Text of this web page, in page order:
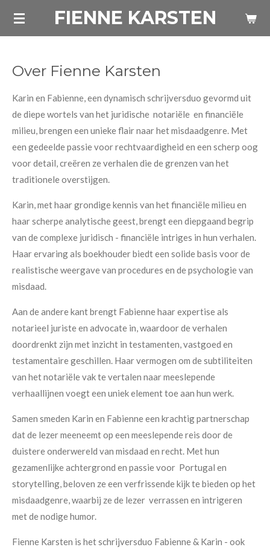
Ga
hoofdinhoud
FIENNE KARSTEN
Over Fienne Karsten
Karin en Fabienne, een dynamisch schrijversduo gevormd uit
de diepe wortels van het juridische notariële en financiële
milieu, brengen een unieke flair naar het misdaadgenre. Met
een gedeelde passie voor rechtvaardigheid en een scherp oog
voor detail, creëren ze verhalen die de grenzen van het
traditionele overstijgen.
Karin, met haar grondige kennis van het financiële milieu en
haar scherpe analytische geest, brengt een diepgaand begrip
van de complexe juridisch - financiële intriges in hun verhalen.
Haar ervaring als boekhouder biedt een solide basis voor de
realistische weergave van procedures en de psychologie van
misdaad.
Aan de andere kant brengt Fabienne haar expertise als
notarieel juriste en advocate in, waardoor de verhalen
doordrenkt zijn met inzicht in testamenten, vastgoed en
testamentaire geschillen. Haar vermogen om de subtiliteiten
van het notariële vak te vertalen naar meeslepende
verhaallijnen voegt een uniek element toe aan hun werk.
Samen smeden Karin en Fabienne een krachtig partnerschap
dat de lezer meeneemt op een meeslepende reis door de
duistere onderwereld van misdaad en recht. Met hun
gezamenlijke achtergrond en passie voor Portugal en
storytelling, beloven ze een verfrissende kijk te bieden op het
misdaadgenre, waarbij ze de lezer verrassen en intrigeren
met de nodige humor.
Fienne Karsten is het schrijversduo Fabienne & Karin - ook